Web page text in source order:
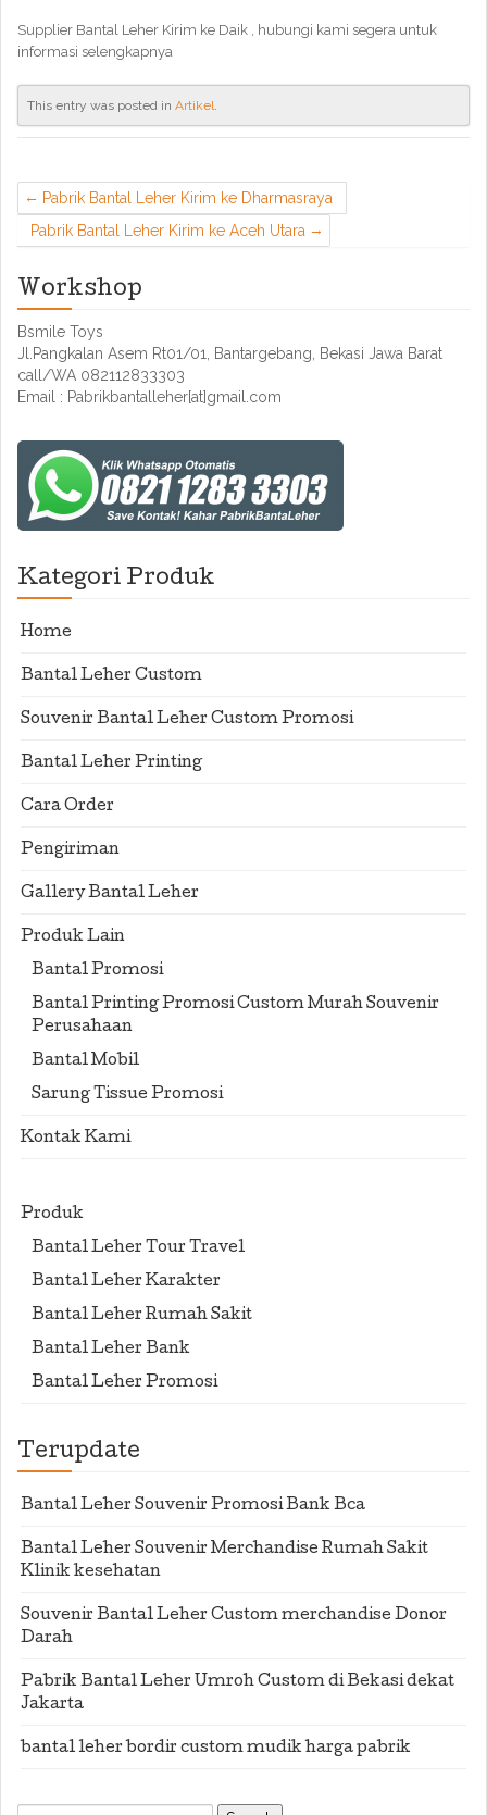
Supplier Bantal Leher Kirim ke Daik , hubungi kami segera untuk
informasi selengkapnya
This entry was posted in Artikel.
Pabrik Bantal Leher Kirim ke Dharmasraya
Pabrik Bantal Leher Kirim ke Aceh Utara
Workshop
Bsmile Toys
Jl.Pangkalan Asem Rt01/01, Bantargebang, Bekasi Jawa Barat
call/WA 082112833303
Email : Pabrikbantalleher[at]gmail.com
Kategori Produk
Home
Bantal Leher Custom
Souvenir Bantal Leher Custom Promosi
Bantal Leher Printing
Cara Order
Pengiriman
Gallery Bantal Leher
Produk Lain
Bantal Promosi
Bantal Printing Promosi Custom Murah Souvenir
Perusahaan
Bantal Mobil
Sarung Tissue Promosi
Kontak Kami
Produk
Bantal Leher Tour Travel
Bantal Leher Karakter
Bantal Leher Rumah Sakit
Bantal Leher Bank
Bantal Leher Promosi
Terupdate
Bantal Leher Souvenir Promosi Bank Bca
Bantal Leher Souvenir Merchandise Rumah Sakit
Klinik kesehatan
Souvenir Bantal Leher Custom merchandise Donor
Darah
Pabrik Bantal Leher Umroh Custom di Bekasi dekat
Jakarta
bantal leher bordir custom mudik harga pabrik